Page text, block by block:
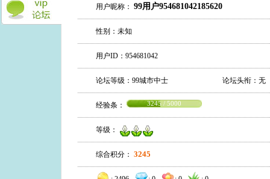
用户昵称： 99用户954681042185620
性别：未知
用户ID：954681042
论坛等级：99城市中士 论坛头衔：无
经验条： 3245 / 5000
等级：
综合积分： 3245